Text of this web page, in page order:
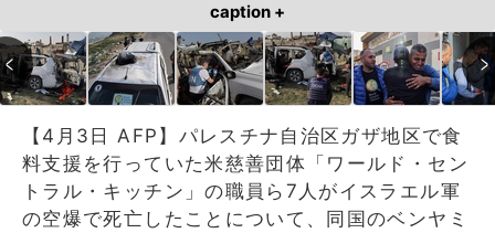
caption +
【4月3日 AFP】パレスチナ自治区ガザ地区で食
料支援を行っていた米慈善団体「ワールド・セン
トラル・キッチン」の職員ら7人がイスラエル軍
の空爆で死亡したことについて、同国のベンヤミ